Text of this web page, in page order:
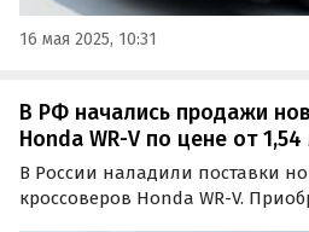
16 мая 2025, 10:31
В РФ начались продажи
Honda WR-V по цене от
В России наладили поставки
кроссоверов Honda WR-V.